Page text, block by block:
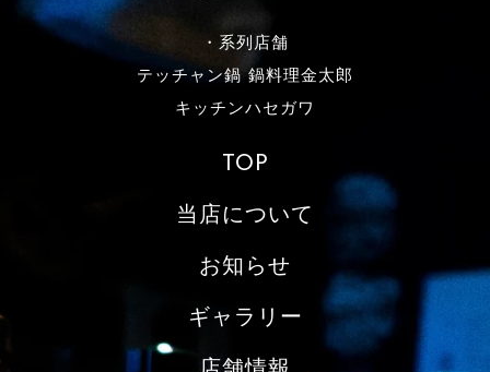
・系列店舗
テッチャン鍋 鍋料理金太郎
キッチンハセガワ
TOP
当店について
お知らせ
ギャラリー